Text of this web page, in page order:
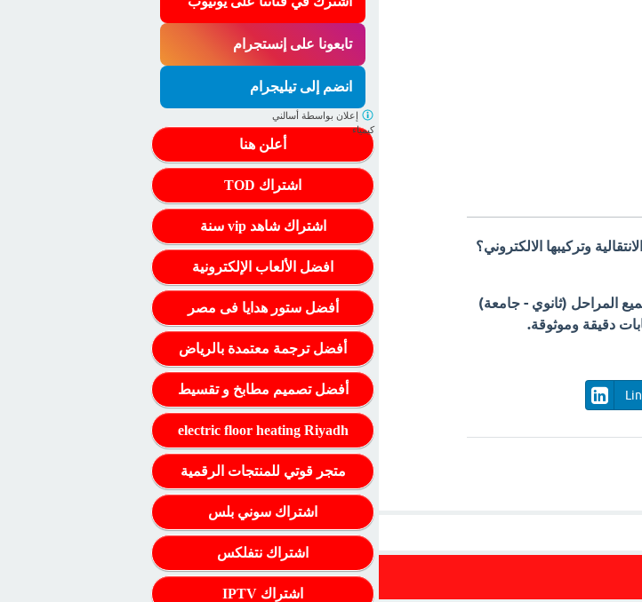
وتركيبها الالكتروني؟
المراحل (ثانوي - جامعة)
دقيقة وموثوقة.
تابعونا على إنستجرام
انضم إلى تيليجرام
أعلن هنا
اشتراك TOD
اشتراك شاهد vip سنة
افضل الألعاب الإلكترونية
أفضل ستور هدايا فى مصر
أفضل ترجمة معتمدة بالرياض
أفضل تصميم مطابخ و تقسيط
electric floor heating Riyadh
متجر قوتي للمنتجات الرقمية
اشتراك سوني بلس
اشتراك نتفلكس
اشتراك IPTV
إعلان بواسطة أسالني
كيمياء